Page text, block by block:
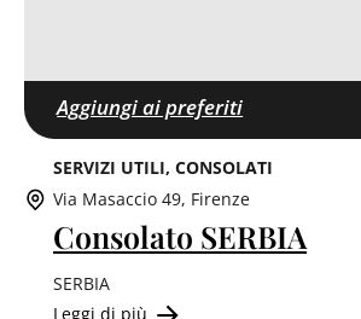
Aggiungi ai preferiti
SERVIZI UTILI CONSOLATI
Via Masaccio 49, Firenze
Consolato SERBIA
SERBIA
Leggi di più